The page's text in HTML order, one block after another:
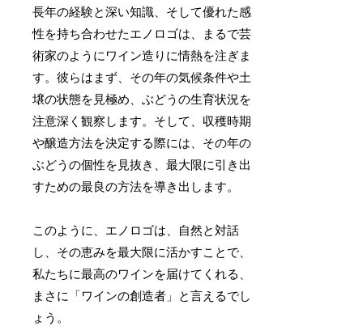
長年の経験と深い知識、そして優れた感
性を持ち合わせたエノロゴは、まるで芸
術家のようにワイン造りに情熱を注ぎま
す。彼らはまず、その年の気候条件や土
壌の状態を見極め、ぶどうの生育状況を
注意深く観察します。そして、収穫時期
や醸造方法を決定する際には、その年の
ぶどうの個性を見抜き、最大限に引き出
すための最良の方法を導き出します。
このように、エノロゴは、自然と対話
し、その恵みを最大限に活かすことで、
私たちに最高のワインを届けてくれる、
まさに「ワインの創造者」と言えるでし
ょう。